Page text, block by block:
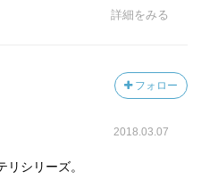
詳細をみる
フォロー
2018.03.07
シリーズ。